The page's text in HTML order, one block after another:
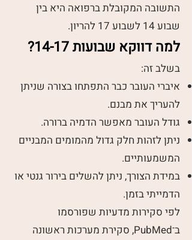
התשובה המקובלת ברפואה היא בין
שבוע 14 לשבוע 17 להריון.
למה דווקא שבועות 14-17?
בשלב זה:
איברי העובר כבר התפתחו בצורה שניתן
להעריך את מבנם.
גודל העובר מאפשר הדמיה ברורה.
ניתן לזהות חלק גדול מהמומים המבניים
המשמעותיים.
במידת הצורך, ניתן להשלים בירור גנטי או
הדמייתי בזמן.
לפי סקירות מדעיות שפורסמו
ב־PubMed, סקירת מערכות ראשונה